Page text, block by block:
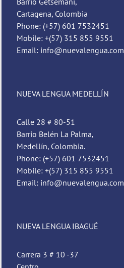
Cartagena, Colombia
Phone: (+57) 601 7532451
Mobile: +(57) 315 855 9551
Email: info@nuevalengua.com
NUEVA LENGUA MEDELLÍN
Calle 28 # 80-51
Barrio Belén La Palma,
Medellín, Colombia.
Phone: (+57) 601 7532451
Mobile: +(57) 315 855 9551
Email: info@nuevalengua.com
NUEVA LENGUA IBAGUÉ
Carrera 3 # 10 -37